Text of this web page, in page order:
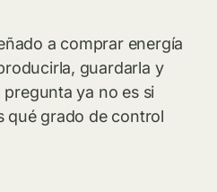
a comprar energía
guardarla y
ya no es si
qué grado de control